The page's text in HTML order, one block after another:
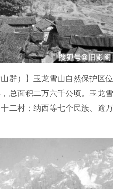
山群）】玉龙雪山自然保护区位
总面积二万六千公顷。玉龙雪
二村；纳西等七个民族、逾万